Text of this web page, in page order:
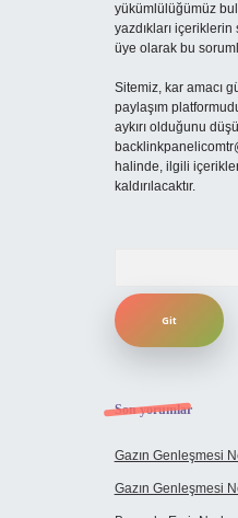
yükümlülüğümüz
yazdıkları
üye olarak bu
Sitemiz, kar amacı
paylaşım
aykırı olduğunu
halinde, ilgili
kaldırılacaktır.
Son yorumlar
Gazın Genleşmesi
Gazın Genleşmesi